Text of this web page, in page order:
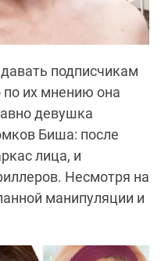
подписчикам
по их мнению она
девушка
Биша: после
лица, и
Несмотря на
манипуляции и